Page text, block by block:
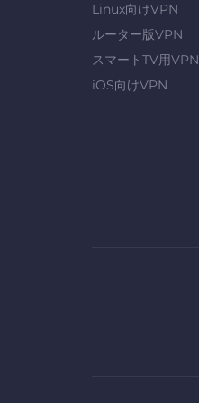
Linux向けVPN
ルーター版VPN
スマートTV用VPN
iOS向けVPN